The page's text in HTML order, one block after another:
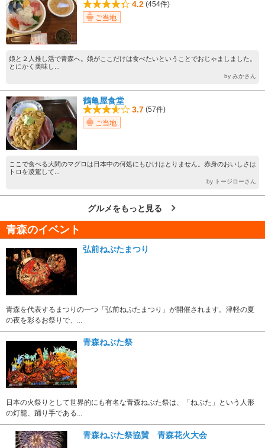
4.2 (454件)
ご当地
娘と２人推し活で青森へ。娘がここだけは食べたいということでおじゃましました。
とにかく美味し...
by みかさん
鶴亀屋食堂
3.7 (57件)
ご当地
ここで食べる大間のマグロは日本中の何処にもひけはとりません。赤身のおいしさは
トロを凌駕して...
by トージローさん
グルメをもっと見る
青森のイベント
弘前ねぷたまつり
青森を代表するまつりの一つ「弘前ねぷたまつり」が開催されます。津軽の夏
の夜を彩るお祭りで、...
青森ねぶた祭
日本の火祭りとして世界的にも有名な青森ねぶた祭は、「ねぶた」という人形
の灯籠、踊り手である...
青森ねぶた祭協賛 青森花火大会